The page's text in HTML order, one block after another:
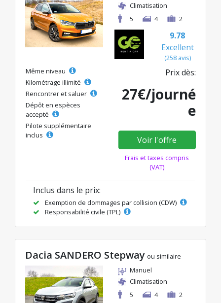
Climatisation
5
4 2
9.78
Excellent
(258 avis)
Même niveau
Kilométrage illimité
Rencontrer et saluer
Dépôt en espèces
accepté
Pilote supplémentaire
inclus
Prix dès:
27€/journé
e
Voir l'offre
Frais et taxes compris
(VAT)
Inclus dans le prix:
Exemption de dommages par collision (CDW)
Responsabilité civile (TPL)
Dacia SANDERO Stepway ou similaire
Manuel
Climatisation
5
4 2